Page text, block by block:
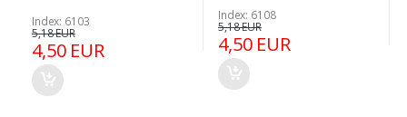
Index: 6103
4,50 EUR
5,18 EUR
Index: 6108
4,50 EUR
5,18 EUR